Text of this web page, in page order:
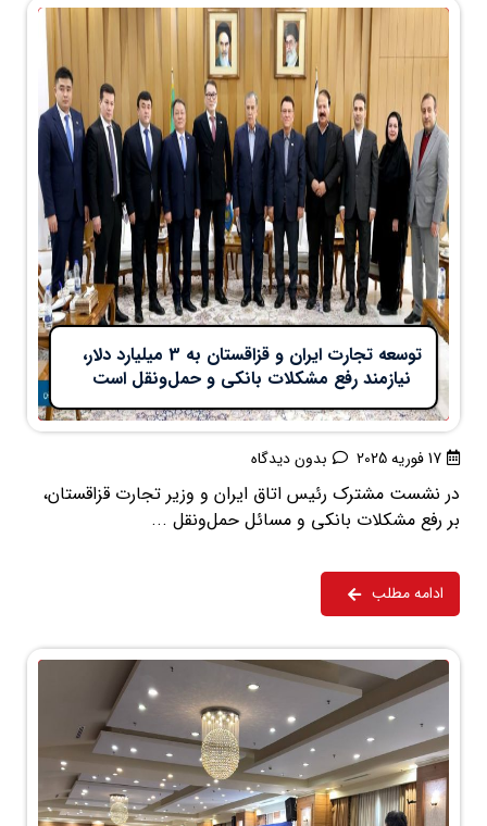
توسعه تجارت ایران و قزاقستان به 3 میلیارد دلار،
نیازمند رفع مشکلات بانکی و حمل‌ونقل است
17 فوریه 2025 بدون دیدگاه
در نشست مشترک رئیس اتاق ایران و وزیر تجارت قزاقستان،
بر رفع مشکلات بانکی و مسائل حمل‌ونقل ...
ادامه مطلب